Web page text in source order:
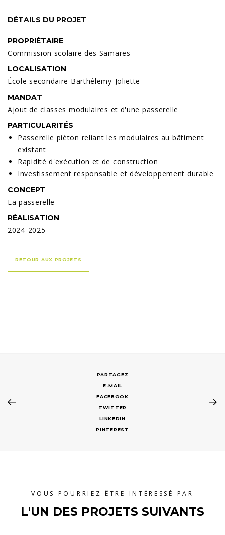
DÉTAILS DU PROJET
PROPRIÉTAIRE
Commission scolaire des Samares
LOCALISATION
École secondaire Barthélemy-Joliette
MANDAT
Ajout de classes modulaires et d'une passerelle
PARTICULARITÉS
Passerelle piéton reliant les modulaires au bâtiment
existant
Rapidité d'exécution et de construction
Investissement responsable et développement durable
CONCEPT
La passerelle
RÉALISATION
2024-2025
RETOUR AUX PROJETS
E-MAIL
FACEBOOK
TWITTER
LINKEDIN
PINTEREST
VOUS POURRIEZ ÊTRE INTÉRESSÉ PAR
L'UN DES PROJETS SUIVANTS